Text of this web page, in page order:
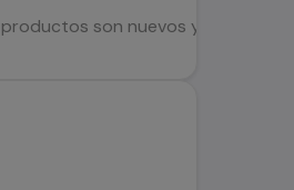
son nuevos y